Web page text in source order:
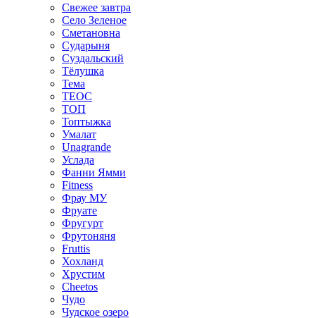
Свежее завтра
Село Зеленое
Сметановна
Сударыня
Суздальский
Тёлушка
Тема
ТЕОС
ТОП
Топтыжка
Умалат
Unagrande
Услада
Фанни Ямми
Fitness
Фрау МУ
Фруате
Фругурт
Фрутоняня
Fruttis
Хохланд
Хрустим
Cheetos
Чудо
Чудское озеро